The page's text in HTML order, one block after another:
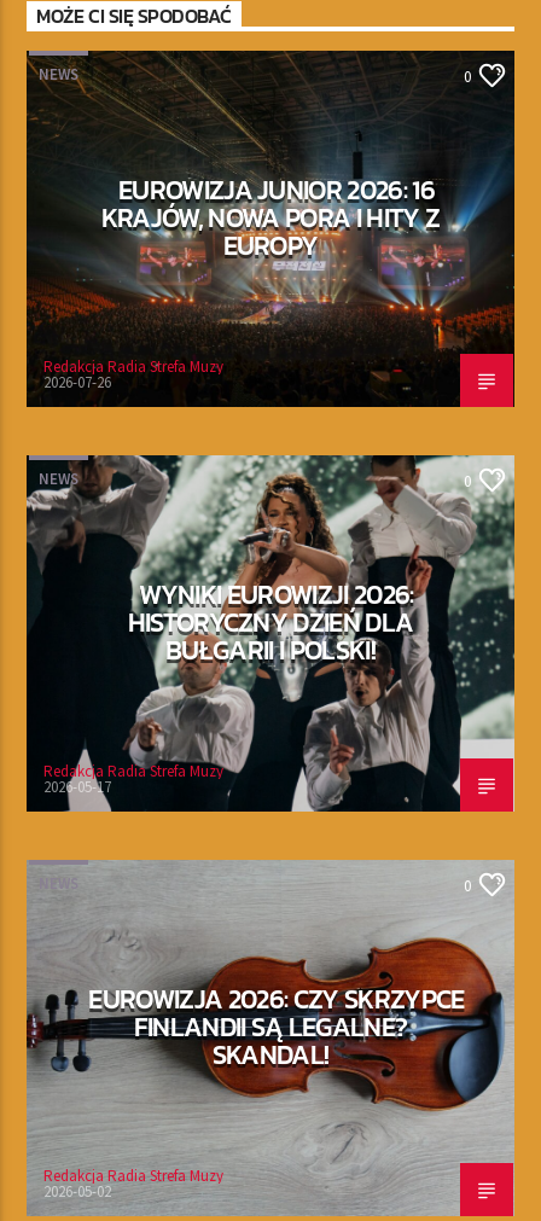
MOŻE CI SIĘ SPODOBAĆ
NEWS 0
EUROWIZJA JUNIOR 2026: 16
KRAJÓW, NOWA PORA I HITY Z
EUROPY
Redakcja Radia Strefa Muzy
2026-07-26
NEWS 0
WYNIKI EUROWIZJI 2026:
HISTORYCZNY DZIEŃ DLA
BUŁGARII I POLSKI!
Redakcja Radia Strefa Muzy
2026-05-17
NEWS 0
EUROWIZJA 2026: CZY SKRZYPCE
FINLANDII SĄ LEGALNE?
SKANDAL!
Redakcja Radia Strefa Muzy
2026-05-02